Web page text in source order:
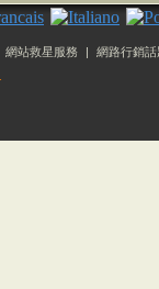
網站救星服務 |
網路行銷話